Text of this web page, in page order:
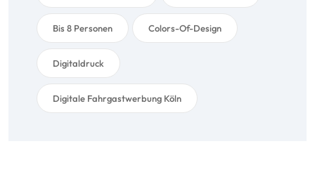
Bis 8 Personen Colors-Of-Design
Digitaldruck
Digitale Fahrgastwerbung Köln